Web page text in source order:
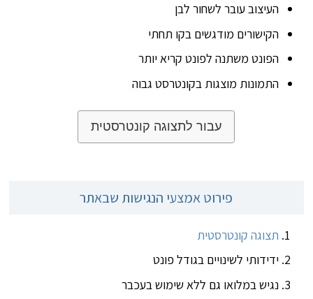
העיצוב עובר לשחור לבן
הקישורים מודגשים בקו תחתי
הפונט משתנה לפונט קריא יותר
התמונות מוצגות בקונטרסט גבוה
עבור לתצוגה קונטרסטית
פירוט אמצעי הנגישות שבאתר
תצוגה קונטרסטית
ידידותי לשינויים בגודל פונט
נגיש במלואו גם ללא שימוש בעכבר